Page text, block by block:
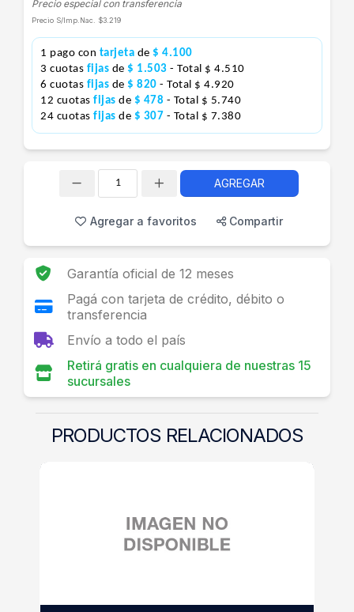
Precio especial con transferencia
Precio S/Imp.Nac. $3.219
1 pago con tarjeta de $ 4.100
3 cuotas fijas de $ 1.503 - Total $ 4.510
6 cuotas fijas de $ 820 - Total $ 4.920
12 cuotas fijas de $ 478 - Total $ 5.740
24 cuotas fijas de $ 307 - Total $ 7.380
AGREGAR
Agregar a favoritos Compartir
Garantía oficial de 12 meses
Pagá con tarjeta de crédito, débito o
transferencia
Envío a todo el país
Retirá gratis en cualquiera de nuestras 15
sucursales
PRODUCTOS RELACIONADOS